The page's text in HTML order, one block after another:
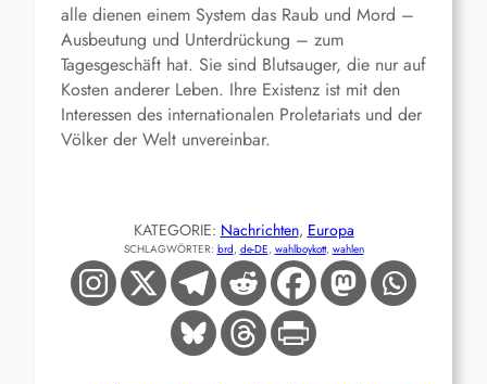
alle dienen einem System das Raub und Mord –
Ausbeutung und Unterdrückung – zum
Tagesgeschäft hat. Sie sind Blutsauger, die nur auf
Kosten anderer Leben. Ihre Existenz ist mit den
Interessen des internationalen Proletariats und der
Völker der Welt unvereinbar.
KATEGORIE: Nachrichten, Europa
SCHLAGWÖRTER: brd, de-DE, wahlboykott, wahlen